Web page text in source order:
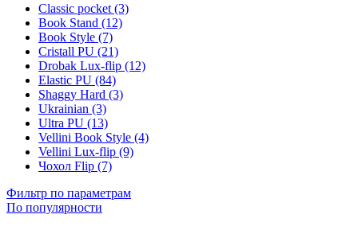
Classic pocket (3)
Book Stand (12)
Book Style (7)
Cristall PU (21)
Drobak Lux-flip (12)
Elastic PU (84)
Shaggy Hard (3)
Ukrainian (3)
Ultra PU (13)
Vellini Book Style (4)
Vellini Lux-flip (9)
Чохол Flip (7)
Фильтр по параметрам
По популярности